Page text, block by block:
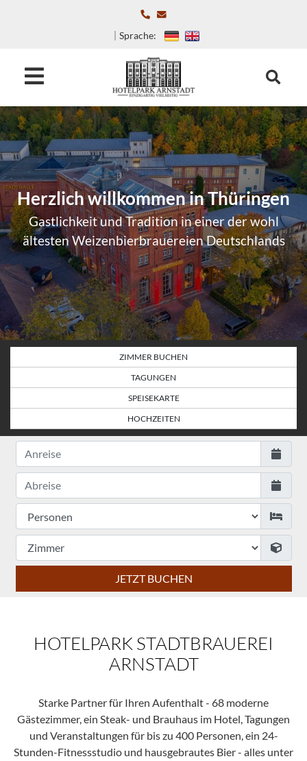
Sprache:
Herzlich willkommen in Thüringen
Gastlichkeit und Tradition in einer der wohl
ältesten Weizenbierbrauereien Deutschlands
ZIMMER BUCHEN
TAGUNGEN
SPEISEKARTE
HOCHZEITEN
JETZT BUCHEN
HOTELPARK STADTBRAUEREI
ARNSTADT
Starke Partner für Ihren Aufenthalt - 68 moderne
Gästezimmer, ein Steak- und Brauhaus im Hotel, Tagungen
und Veranstaltungen für bis zu 400 Personen, ein 24-
Stunden-Fitnessstudio und hausgebrautes Bier - alles unter